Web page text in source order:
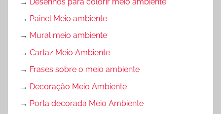
→ Painel Meio ambiente
→ Mural meio ambiente
→ Cartaz Meio Ambiente
→ Frases sobre o meio ambiente
→ Decoração Meio Ambiente
→ Porta decorada Meio Ambiente